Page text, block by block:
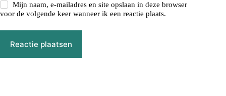
Mijn naam, e-mailadres en site opslaan in deze browser
voor de volgende keer wanneer ik een reactie plaats.
Reactie plaatsen